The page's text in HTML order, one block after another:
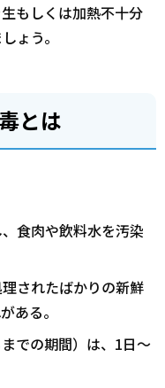
もしくは加熱不十分
ょう。
とは
食肉や飲料水を汚染
されたばかりの新鮮
ある。
での期間）は、1日～